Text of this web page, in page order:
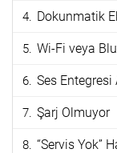
Dokunmatik
Wi-Fi veya
Ses Entegresi
Şarj Olmuyor
“Servis Yok”